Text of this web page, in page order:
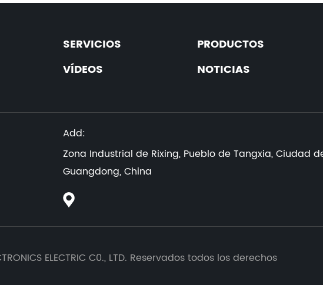
SERVICIOS PRODUCTOS
VÍDEOS
NOTICIAS
Add:
Zona Industrial de Rixing, Pueblo de Tangxia, Ciudad
Guangdong, China
ELECTRIC C0., LTD. Reservados todos los derechos